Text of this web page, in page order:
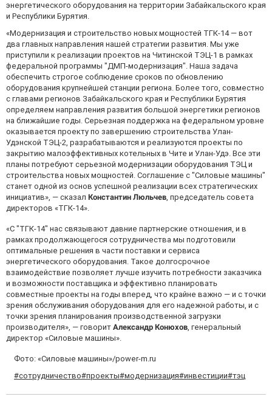
энергетического оборудования на территории Забайкальского края
и Республики Бурятия.
«Модернизация и строительство новых мощностей ТГК-14 — вот
два главных направления нашей стратегии развития. Мы уже
приступили к реализации проектов на Читинской ТЭЦ-1 в рамках
федеральной программы "ДМП-модернизация". Наша задача
обеспечить строгое соблюдение сроков по обновлению
оборудования крупнейшей станции региона. Более того, совместно
с главами регионов Забайкальского края и Республики Бурятия
определяем направления развития большой энергетики регионов
на ближайшие годы. Серьезная поддержка на федеральном уровне
оказывается проекту по завершению строительства Улан-
Удэнской ТЭЦ-2, разрабатываются и реализуются проекты по
закрытию малоэффективных котельных в Чите и Улан-Удэ. Все эти
планы потребуют серьезной модернизации оборудования ТЭЦ и
строительства новых мощностей. Соглашение с "Силовые машины"
станет одной из основ успешной реализации всех стратегических
инициатив», — сказал Константин Люльчев, председатель совета
директоров «ТГК-14».
«С "ТГК-14″ нас связывают давние партнерские отношения, и в
рамках продолжающегося сотрудничества мы подготовили
оптимальные решения в части поставки и сервиса
энергетического оборудования. Такое долгосрочное
взаимодействие позволяет лучше изучить потребности заказчика
и возможности поставщика и эффективно планировать
совместные проекты на годы вперед, что крайне важно — и с точки
зрения обслуживания оборудования для его надежной работы, и с
точки зрения планирования производственной загрузки
производителя», — говорит Александр Конюхов, генеральный
директор «Силовые машины».
Фото: «Силовые машины»/power-m.ru
#сотрудничество#проекты#модернизация#инвестиции#тэц